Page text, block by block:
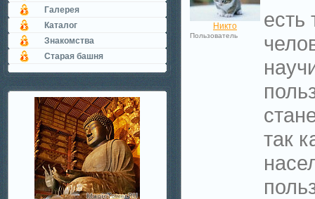
Галерея
Каталог
Знакомства
Старая башня
Никто
Пользователь
есть
так